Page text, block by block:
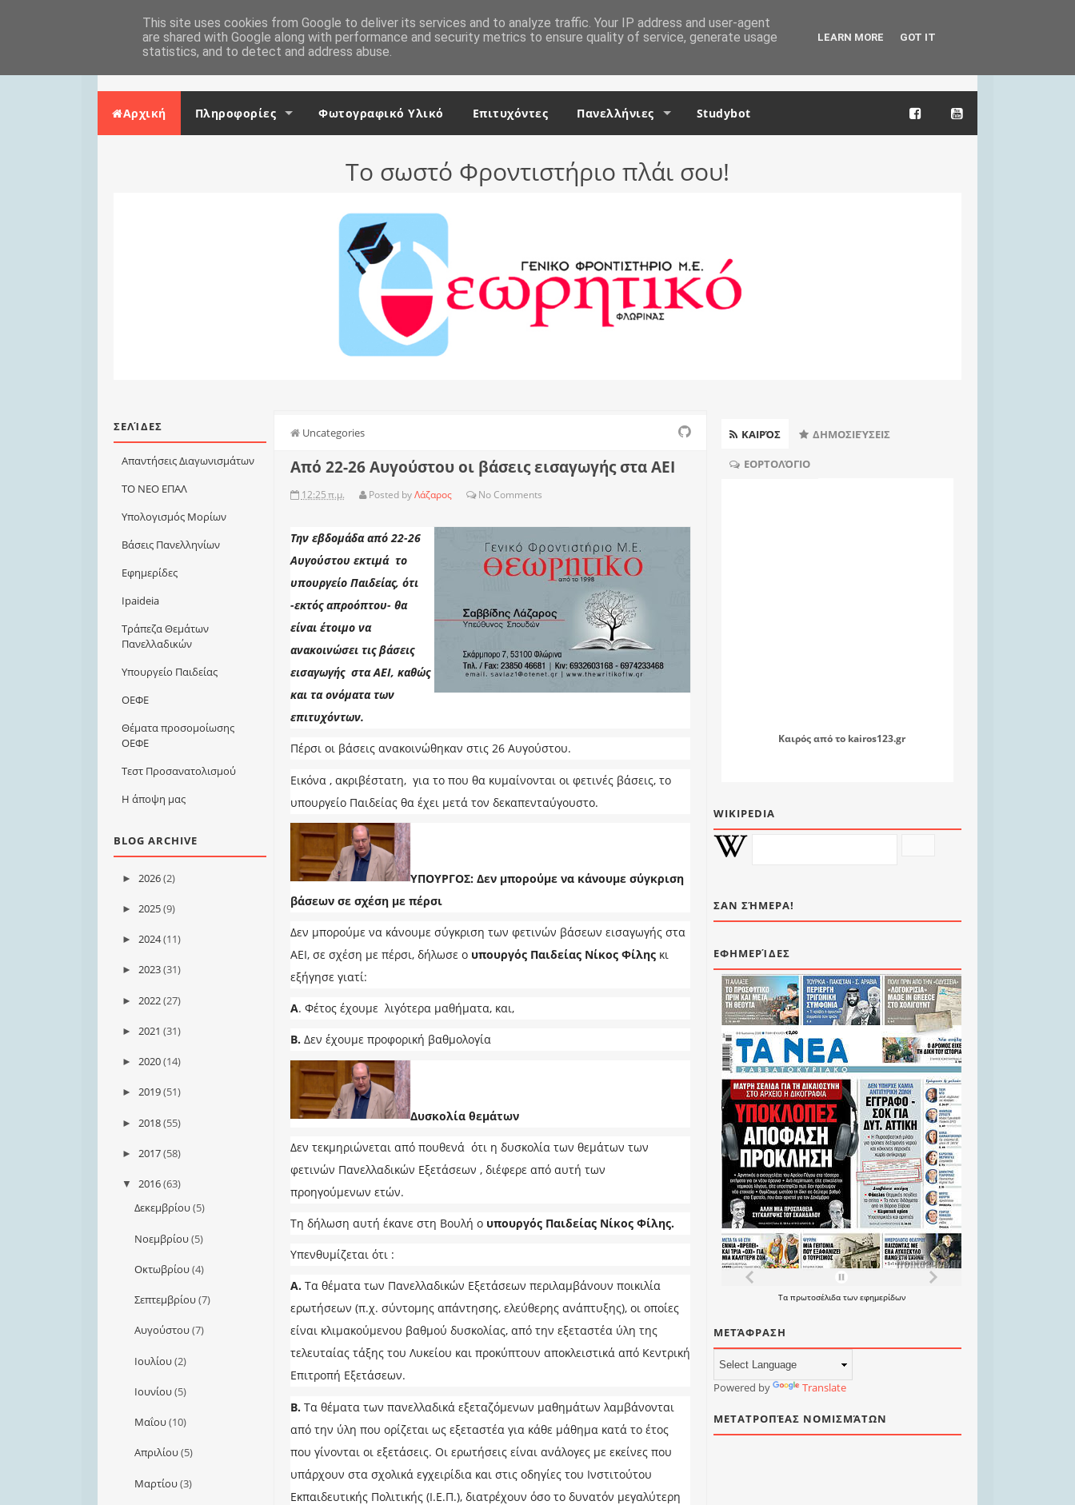
Αρχική Επικοινωνία
Αρχική Πληροφορίες Φωτογραφικό Υλικό Επιτυχόντες Πανελλήνιες Studybot
Το σωστό Φροντιστήριο πλάι σου!
ΣΕΛΊΔΕΣ
Απαντήσεις Διαγωνισμάτων
ΤΟ ΝΕΟ ΕΠΑΛ
Υπολογισμός Μορίων
Βάσεις Πανελληνίων
Εφημερίδες
Ιpaideia
Τράπεζα Θεμάτων
Πανελλαδικών
Υπουργείο Παιδείας
ΟΕΦΕ
Θέματα προσομοίωσης
ΟΕΦΕ
Τεστ Προσανατολισμού
Η άποψη μας
BLOG ARCHIVE
► 2026(2)
► 2025(9)
► 2024(11)
► 2023(31)
► 2022(27)
► 2021 (31)
► 2020(14)
► 2019(51)
► 2018(55)
► 2017(58)
▼ 2016(63)
Δεκεμβρίου(5)
Νοεμβρίου(5)
Οκτωβρίου(4)
Σεπτεμβρίου(7)
Αυγούστου(7)
Ιουλίου(2)
Ιουνίου(5)
Μαΐου(10)
Απριλίου(5)
Μαρτίου(3)
Uncategories
Από 22-26 Αυγούστου οι βάσεις εισαγωγής στα ΑΕΙ
12:25 π.μ. Posted byΛάζαρος No Comments
Την εβδομάδα από 22-26
Αυγούστου εκτιμά το
υπουργείο Παιδείας, ότι
-εκτός απροόπτου- θα
είναι έτοιμο να
ανακοινώσει τις βάσεις
εισαγωγής στα ΑΕΙ, καθώς
και τα ονόματα των
επιτυχόντων.
Πέρσι οι βάσεις ανακοινώθηκαν στις 26 Αυγούστου.
Εικόνα , ακριβέστατη, για το που θα κυμαίνονται οι φετινές βάσεις, το
υπουργείο Παιδείας θα έχει μετά τον δεκαπενταύγουστο.
ΥΠΟΥΡΓΟΣ: Δεν μπορούμε να κάνουμε σύγκριση
βάσεων σε σχέση με πέρσι
Δεν μπορούμε να κάνουμε σύγκριση των φετινών βάσεων εισαγωγής στα
ΑΕΙ, σε σχέση με πέρσι, δήλωσε ο υπουργός Παιδείας Νίκος Φίληςκι
εξήγησε γιατί:
Α. Φέτος έχουμε λιγότερα μαθήματα, και,
Β. Δεν έχουμε προφορική βαθμολογία
Δυσκολία θεμάτων
Δεν τεκμηριώνεται από πουθενά ότι η δυσκολία των θεμάτων των
φετινών Πανελλαδικών Εξετάσεων , διέφερε από αυτή των
προηγούμενων ετών.
Τη δήλωση αυτή έκανε στη Βουλή ο υπουργός Παιδείας Νίκος Φίλης.
Υπενθυμίζεται ότι :
Α. Τα θέματα των Πανελλαδικών Εξετάσεων περιλαμβάνουν ποικιλία
ερωτήσεων (π.χ. σύντομης απάντησης, ελεύθερης ανάπτυξης), οι οποίες
είναι κλιμακούμενου βαθμού δυσκολίας, από την εξεταστέα ύλη της
τελευταίας τάξης του Λυκείου και προκύπτουν αποκλειστικά από Κεντρική
Επιτροπή Εξετάσεων.
Β.Τα θέματα των πανελλαδικά εξεταζόμενων μαθημάτων λαμβάνονται
από την ύλη που ορίζεται ως εξεταστέα για κάθε μάθημα κατά το έτος
που γίνονται οι εξετάσεις. Οι ερωτήσεις είναι ανάλογες με εκείνες που
υπάρχουν στα σχολικά εγχειρίδια και στις οδηγίες του Ινστιτούτου
Εκπαιδευτικής Πολιτικής (Ι.Ε.Π.), διατρέχουν όσο το δυνατόν μεγαλύτερη
ΚΑΙΡΌΣ ΔΗΜΟΣΙΕΎΣΕΙΣ
ΕΟΡΤΟΛΌΓΙΟ
Καιρόςαπό το kairos123.gr
WIKIPEDIA
ΣΑΝ ΣΉΜΕΡΑ!
ΕΦΗΜΕΡΊΔΕΣ
Τα πρωτοσέλιδα των εφημερίδων
ΜΕΤΆΦΡΑΣΗ
Powered by Translate
ΜΕΤΑΤΡΟΠΈΑΣ ΝΟΜΙΣΜΆΤΩΝ
This site uses cookies from Google to deliver its services and to analyze traffic. Your IP address and user-agent
are shared with Google along with performance and security metrics to ensure quality of service, generate usage
statistics, and to detect and address abuse.
LEARN MORE GOT IT